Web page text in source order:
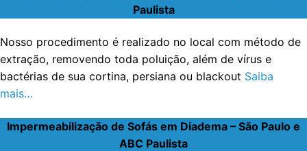
Paulista
Nosso procedimento é realizado no local com método de
extração, removendo toda poluição, além de vírus e
bactérias de sua cortina, persiana ou blackout Saiba
mais…
Impermeabilização de Sofás em Diadema – São Paulo e
ABC Paulista